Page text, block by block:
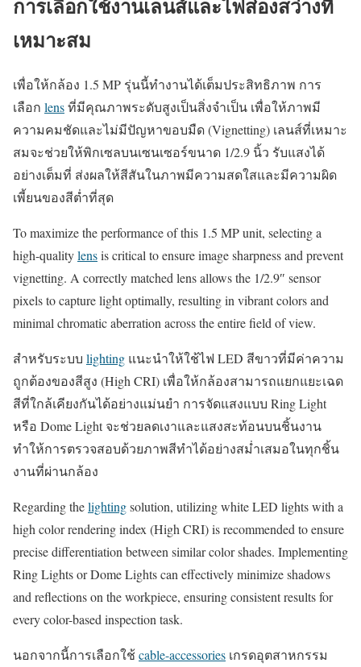
การเลือกใช้งานเลนส์และไฟส่องสว่างที่
เหมาะสม
เพื่อให้กล้อง 1.5 MP รุ่นนี้ทำงานได้เต็มประสิทธิภาพ การ
เลือก lensที่มีคุณภาพระดับสูงเป็นสิ่งจำเป็น เพื่อให้ภาพมี
ความคมชัดและไม่มีปัญหาขอบมืด (Vignetting) เลนส์ที่เหมาะ
สมจะช่วยให้พิกเซลบนเซนเซอร์ขนาด 1/2.9 นิ้ว รับแสงได้
อย่างเต็มที่ ส่งผลให้สีสันในภาพมีความสดใสและมีความผิด
เพี้ยนของสีต่ำที่สุด
To maximize the performance of this 1.5 MP unit, selecting a
high-qualitylensis critical to ensure image sharpness and prevent
vignetting. A correctly matched lens allows the 1/2.9″ sensor
pixels to capture light optimally, resulting in vibrant colors and
minimal chromatic aberration across the entire field of view.
สำหรับระบบ lighting แนะนำให้ใช้ไฟ LED สีขาวที่มีค่าความ
ถูกต้องของสีสูง (High CRI) เพื่อให้กล้องสามารถแยกแยะเฉด
สีที่ใกล้เคียงกันได้อย่างแม่นยำ การจัดแสงแบบ Ring Light
หรือ Dome Light จะช่วยลดเงาและแสงสะท้อนบนชิ้นงาน
ทำให้การตรวจสอบด้วยภาพสีทำได้อย่างสม่ำเสมอในทุกชิ้น
งานที่ผ่านกล้อง
Regarding thelightingsolution, utilizing white LED lights with a
high color rendering index (High CRI) is recommended to ensure
precise differentiation between similar color shades. Implementing
Ring Lights or Dome Lights can effectively minimize shadows
and reflections on the workpiece, ensuring consistent results for
every color-based inspection task.
นอกจากนี้การเลือกใช้cable-accessories เกรดอุตสาหกรรม